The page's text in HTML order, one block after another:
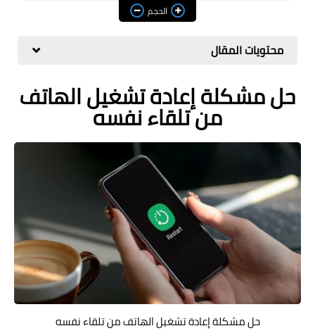
الربح من الانترنت
ذكاء اصطناعي
الحجم
محتويات المقال
حل مشكلة إعادة تشغيل الهاتف
من تلقاء نفسه
حل مشكلة إعادة تشغيل الهاتف من تلقاء نفسه